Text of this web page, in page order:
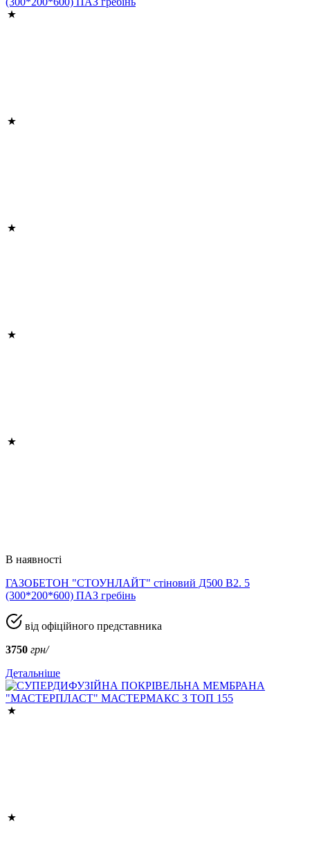
В наявності
ГАЗОБЕТОН "СТОУНЛАЙТ" стіновий Д500 В2. 5
(300*200*600) ПАЗ гребінь
від офіційного представника
3750 грн/
Детальніше